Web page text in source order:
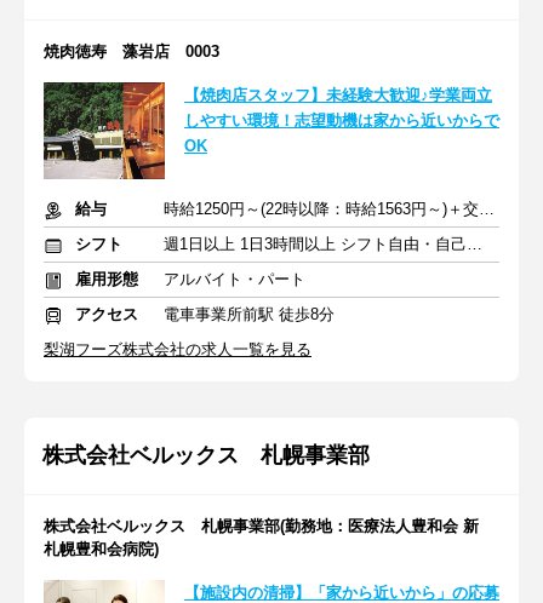
焼肉徳寿 藻岩店 0003
【焼肉店スタッフ】未経験大歓迎♪学業両立
しやすい環境！志望動機は家から近いからで
OK
給与
時給1250円～(22時以降：時給1563円～)＋交通費
シフト
週1日以上 1日3時間以上 シフト自由・自己申告
雇用形態
アルバイト・パート
アクセス
電車事業所前駅 徒歩8分
梨湖フーズ株式会社の求人一覧を見る
株式会社ベルックス 札幌事業部
株式会社ベルックス 札幌事業部(勤務地：医療法人豊和会 新
札幌豊和会病院)
【施設内の清掃】「家から近いから」の応募